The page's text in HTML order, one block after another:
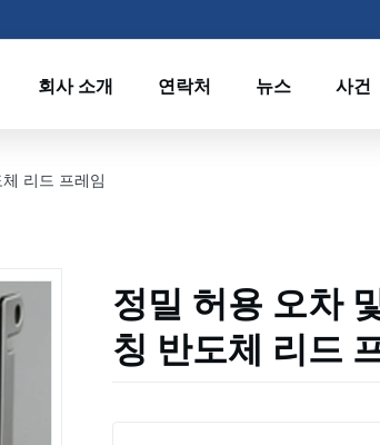
회사 소개 연락처 뉴스 사건
리드 프레임
정밀 허용 오차
칭 반도체 리드